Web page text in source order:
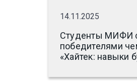
14.11.2025
Студенты МИФИ
победителями
«Хайтек: навыки